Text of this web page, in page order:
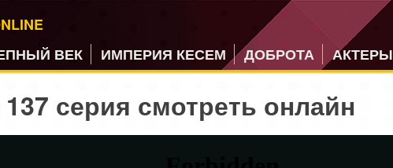
ВЕК
ИМПЕРИЯ КЕСЕМ ДОБРОТА АКТЕРЫ
серия смотреть онлайн